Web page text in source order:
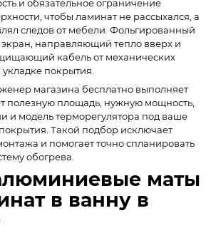
и обязательное ограничение
чтобы ламинат не рассыхался, а
следов от мебели. Фольгированный
экран, направляющий тепло вверх и
кабель от механических
покрытия.
магазина бесплатно выполняет
полезную площадь, нужную мощность,
и модель терморегулятора под ваше
Такой подбор исключает
и помогает точно спланировать
обогрева.
маты
в ванну в